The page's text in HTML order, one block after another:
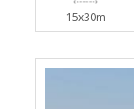
15x30m